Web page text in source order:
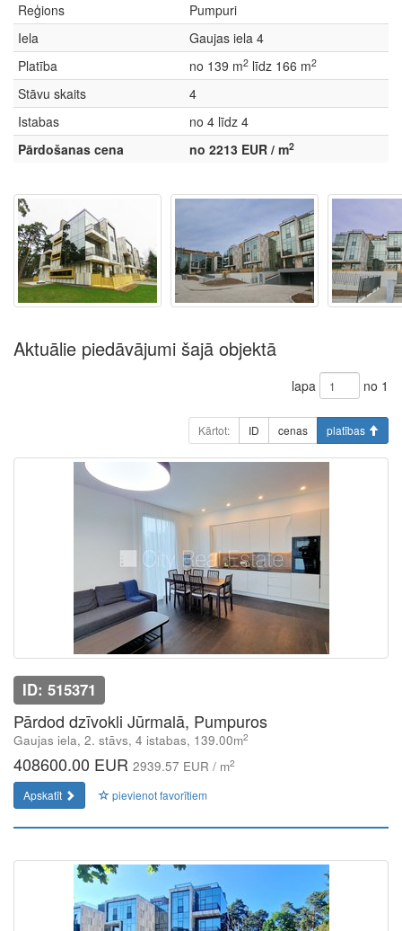
Reģions
Pumpuri
Iela
Gaujas iela 4
Platība
no 139 m2 līdz 166 m2
Stāvu skaits
4
Istabas
no 4 līdz 4
Pārdošanas cena
no 2213 EUR / m2
Aktuālie piedāvājumi šajā objektā
lapa no 1
Kārtot: ID cenas platības
ID: 515371
Pārdod dzīvokli Jūrmalā, Pumpuros
Gaujas iela, 2. stāvs, 4 istabas, 139.00m2
408600.00 EUR 2939.57 EUR / m2
Apskatīt pievienot favorītiem